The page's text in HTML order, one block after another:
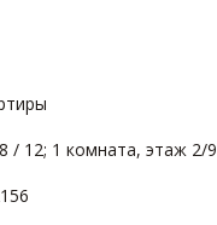
/ 12; 1 комната, этаж 2/9